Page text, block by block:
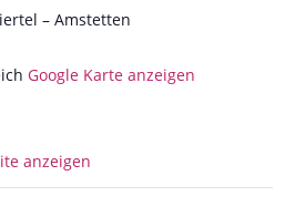
– Amstetten
Google Karte anzeigen
anzeigen